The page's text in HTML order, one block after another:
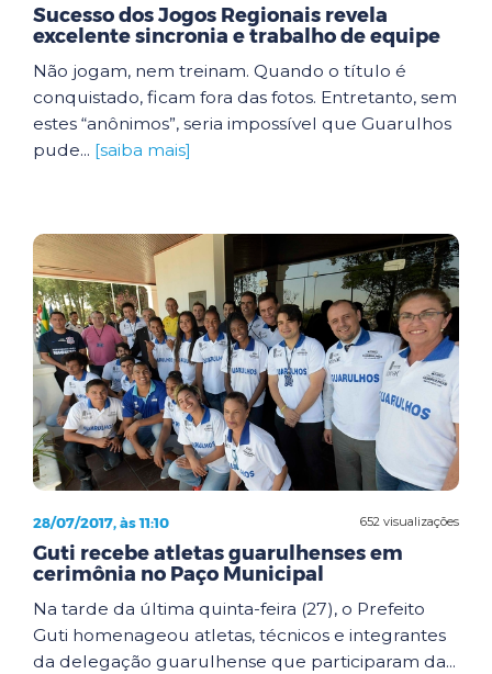
Sucesso dos Jogos Regionais revela
excelente sincronia e trabalho de equipe
Não jogam, nem treinam. Quando o título é
conquistado, ficam fora das fotos. Entretanto, sem
estes “anônimos”, seria impossível que Guarulhos
pude... [saiba mais]
652 visualizações
28/07/2017, às 11:10
Guti recebe atletas guarulhenses em
cerimônia no Paço Municipal
Na tarde da última quinta-feira (27), o Prefeito
Guti homenageou atletas, técnicos e integrantes
da delegação guarulhense que participaram da...